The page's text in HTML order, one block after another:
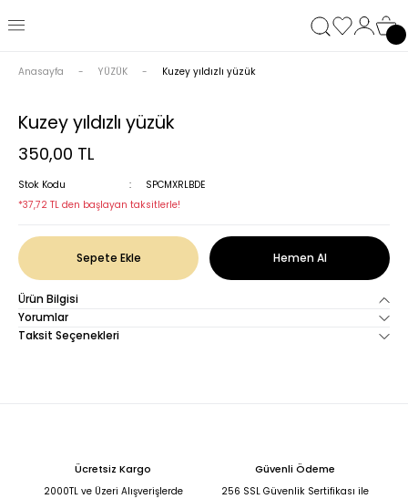
Anasayfa YÜZÜK Kuzey yıldızlı yüzük
Kuzey yıldızlı yüzük
350,00 TL
Stok Kodu
SPCMXRLBDE
*37,72 TL den başlayan taksitlerle!
Sepete Ekle Hemen Al
Ürün Bilgisi
Yorumlar
Taksit Seçenekleri
Ücretsiz Kargo
2000TL ve Üzeri Alışverişlerde
Güvenli Ödeme
256 SSL Güvenlik Sertifikası ile